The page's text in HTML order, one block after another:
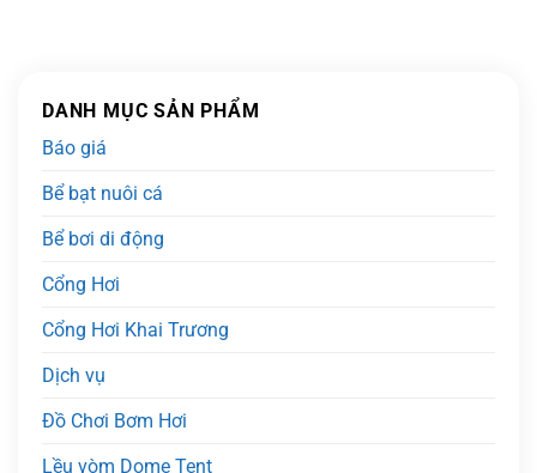
DANH MỤC SẢN PHẨM
Báo giá
Bể bạt nuôi cá
Bể bơi di động
Cổng Hơi
Cổng Hơi Khai Trương
Dịch vụ
Đồ Chơi Bơm Hơi
Lều vòm Dome Tent